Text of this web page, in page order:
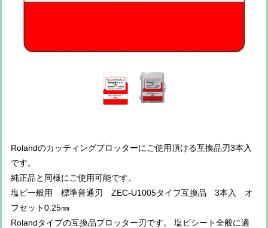
Rolandのカッティングプロッターにご使用頂ける互換品刃3本入
です。
純正品と同様にご使用可能です。
塩ビ一般用 標準普通刃 ZEC-U1005タイプ互換品 3本入 オ
フセット0.25㎜
Rolandタイプの互換品プロッター刃です。 塩ビシート全般に適